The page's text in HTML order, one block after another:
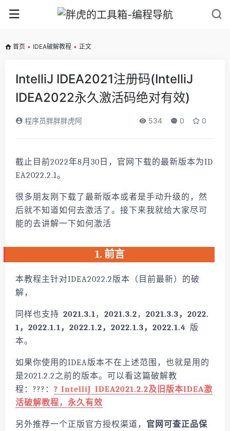
首页 • IDEA破解教程 • 正文
IntelliJ IDEA2021注册码(IntelliJ
IDEA2022永久激活码绝对有效)
程序员胖胖胖虎阿 534 0 0
截止目前2022年8月30日，官网下载的最新版本为ID
EA2022.2.1。
很多朋友刚下载了最新版本或者是手动升级的，然
后就不知道如何去激活了。接下来我就给大家尽可
能的去讲解一下如何激活
1. 前言
本教程主针对IDEA2022.2版本（目前最新）的破
解，
同样也支持 2021.3.1， 2021.3.2， 2021.3.3，2022.
1，2022.1.1，2022.1.2，2022.1.3，2022.1.4 版
本。
如果你使用的IDEA版本不在上述范围，也就是用的
是2021.2.2之前的版本。可以看这篇破解教
程：?️?️?️： ? IntelliJ IDEA2021.2.2及旧版本IDEA激
活破解教程，永久有效
另外推荐一个正版官方授权渠道， 官网可查正品保